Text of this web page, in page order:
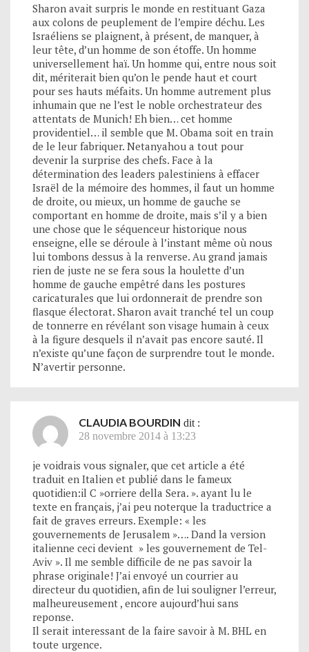
Sharon avait surpris le monde en restituant Gaza
aux colons de peuplement de l’empire déchu. Les
Israéliens se plaignent, à présent, de manquer, à
leur tête, d’un homme de son étoffe. Un homme
universellement haï. Un homme qui, entre nous soit
dit, mériterait bien qu’on le pende haut et court
pour ses hauts méfaits. Un homme autrement plus
inhumain que ne l’est le noble orchestrateur des
attentats de Munich! Eh bien… cet homme
providentiel… il semble que M. Obama soit en train
de le leur fabriquer. Netanyahou a tout pour
devenir la surprise des chefs. Face à la
détermination des leaders palestiniens à effacer
Israël de la mémoire des hommes, il faut un homme
de droite, ou mieux, un homme de gauche se
comportant en homme de droite, mais s’il y a bien
une chose que le séquenceur historique nous
enseigne, elle se déroule à l’instant même où nous
lui tombons dessus à la renverse. Au grand jamais
rien de juste ne se fera sous la houlette d’un
homme de gauche empêtré dans les postures
caricaturales que lui ordonnerait de prendre son
flasque électorat. Sharon avait tranché tel un coup
de tonnerre en révélant son visage humain à ceux
à la figure desquels il n’avait pas encore sauté. Il
n’existe qu’une façon de surprendre tout le monde.
N’avertir personne.
CLAUDIA BOURDIN dit :
28 novembre 2014 à 13:23
je voidrais vous signaler, que cet article a été
traduit en Italien et publié dans le fameux
quotidien:il C »orriere della Sera. ». ayant lu le
texte en français, j’ai peu noterque la traductrice a
fait de graves erreurs. Exemple: « les
gouvernements de Jerusalem »…. Dand la version
italienne ceci devient » les gouvernement de Tel-
Aviv ». Il me semble difficile de ne pas savoir la
phrase originale! J’ai envoyé un courrier au
directeur du quotidien, afin de lui souligner l’erreur,
malheureusement , encore aujourd’hui sans
reponse.
Il serait interessant de la faire savoir à M. BHL en
toute urgence.